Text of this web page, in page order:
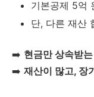
기본공제 5억
단, 다른 재산
➡️ 현금만상속받는
➡️ 재산이 많고, 장